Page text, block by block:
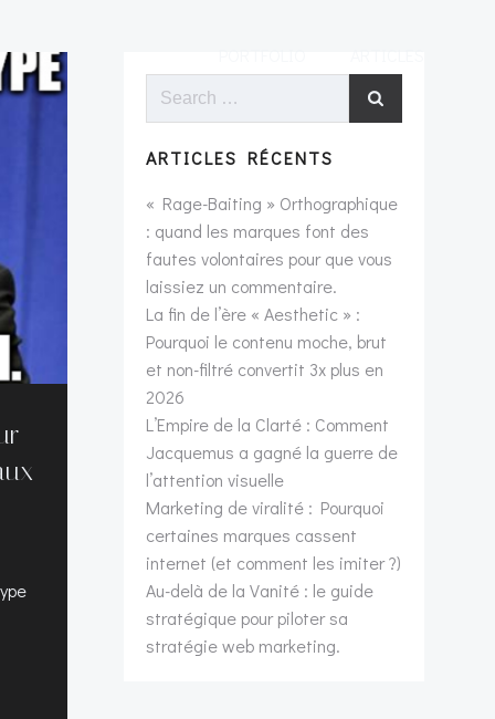
Search
ARTICLES RÉCENTS
« Rage-Baiting » Orthographique
: quand les marques font des
fautes volontaires pour que vous
laissiez un commentaire.
La fin de l’ère « Aesthetic » :
Pourquoi le contenu moche, brut
et non-filtré convertit 3x plus en
2026
L’Empire de la Clarté : Comment
Jacquemus a gagné la guerre de
l’attention visuelle
Marketing de viralité : Pourquoi
certaines marques cassent
internet (et comment les imiter ?)
Au-delà de la Vanité : le guide
stratégique pour piloter sa
stratégie web marketing.